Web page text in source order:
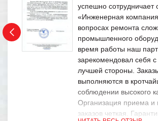
успешно
«Инженерная
вопросах ремонта
промышленного
время работы наш
зарекомендовал себя
лучшей стороны.
выполняются в
соблюдении высокого
Организация приема и
заказов четкая.